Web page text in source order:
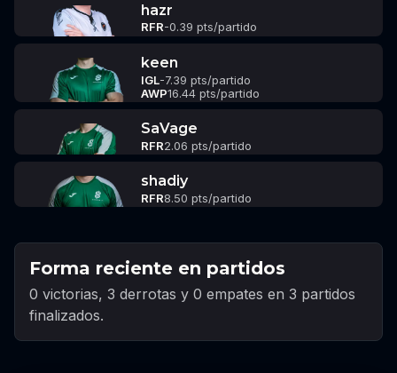
hazr
RFR-0.39 pts/partido
keen
IGL-7.39 pts/partido
AWP16.44 pts/partido
SaVage
RFR2.06 pts/partido
shadiy
RFR8.50 pts/partido
Forma reciente en partidos
0 victorias, 3 derrotas y 0 empates en 3 partidos
finalizados.